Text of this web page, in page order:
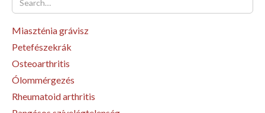
Miaszténia grávisz
Petefészekrák
Osteoarthritis
Ólommérgezés
Rheumatoid arthritis